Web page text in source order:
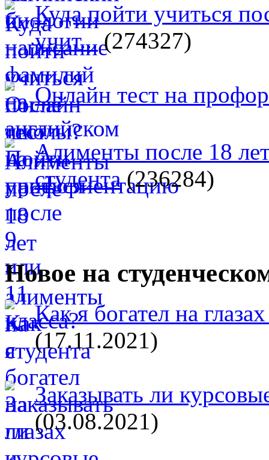
Куда пойти учиться
учит...(274327)
Онлайн тест на
Алименты после 18
студента(236284)
Новое на
Как я богател на
(17.11.2021)
Заказывать ли
(03.08.2021)